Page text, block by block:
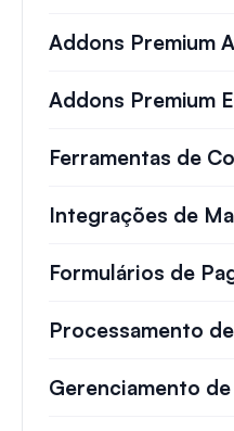
Addons Premium
Addons Premium
Ferramentas de
Integrações de
Formulários de
Processamento
Gerenciamento